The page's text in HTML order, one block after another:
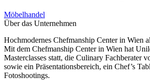
Möbelhandel
Über das Unternehmen
Hochmodernes Chefmanship Center in Wien
Mit dem Chefmanship Center in Wien hat
Masterclasses statt, die Culinary Fachberater
sowie ein Präsentationsbereich, ein Chef’s
Fotoshootings.